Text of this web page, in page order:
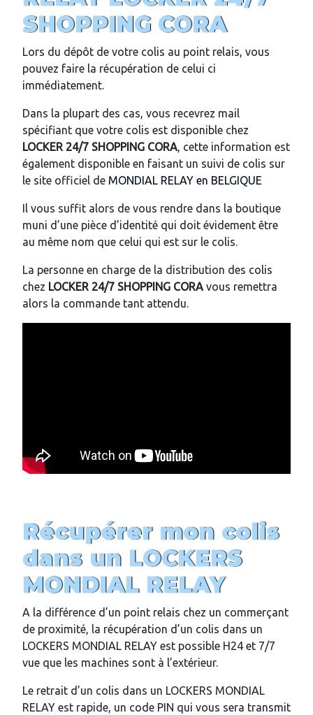
SHOPPING CORA
Lors du dépôt de votre colis au point relais, vous
pouvez faire la récupération de celui ci
immédiatement.
Dans la plupart des cas, vous recevrez mail
spécifiant que votre colis est disponible chez
LOCKER 24/7 SHOPPING CORA, cette information est
également disponible en faisant un suivi de colis sur
le site officiel de MONDIAL RELAY en BELGIQUE
Il vous suffit alors de vous rendre dans la boutique
muni d’une pièce d’identité qui doit évidement être
au même nom que celui qui est sur le colis.
La personne en charge de la distribution des colis
chez LOCKER 24/7 SHOPPING CORA vous remettra
alors la commande tant attendu.
Récupérer mon colis
dans un LOCKERS
MONDIAL RELAY
A la différence d’un point relais chez un commerçant
de proximité, la récupération d’un colis dans un
LOCKERS MONDIAL RELAY est possible H24 et 7/7
vue que les machines sont à l’extérieur.
Le retrait d’un colis dans un LOCKERS MONDIAL
RELAY est rapide, un code PIN qui vous sera transmit